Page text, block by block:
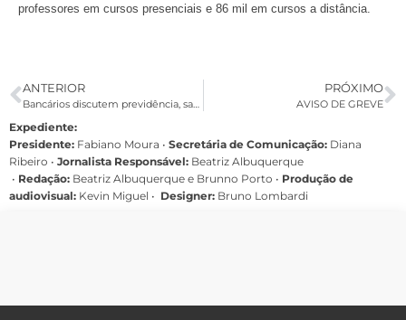
professores em cursos presenciais e 86 mil em cursos a distância.
ANTERIOR
Bancários discutem previdência, saúde e revisão do PCR com BNB
PRÓXIMO
AVISO DE GREVE
Expediente:
Presidente: Fabiano Moura • Secretária de Comunicação: Diana
Ribeiro • Jornalista Responsável: Beatriz Albuquerque
• Redação: Beatriz Albuquerque e Brunno Porto • Produção de
audiovisual: Kevin Miguel • Designer: Bruno Lombardi